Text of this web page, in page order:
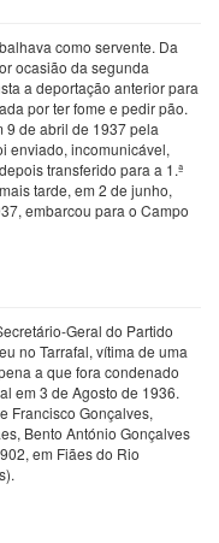
como servente. Da
ocasião da segunda
a deportação anterior para
por ter fome e pedir pão.
9 de abril de 1937 pela
enviado, incomunicável,
transferido para a 1.ª
tarde, em 2 de junho,
embarcou para o Campo
Geral do Partido
no Tarrafal, vítima de uma
a que fora condenado
em 3 de Agosto de 1936.
Francisco Gonçalves,
Bento António Gonçalves
em Fiães do Rio